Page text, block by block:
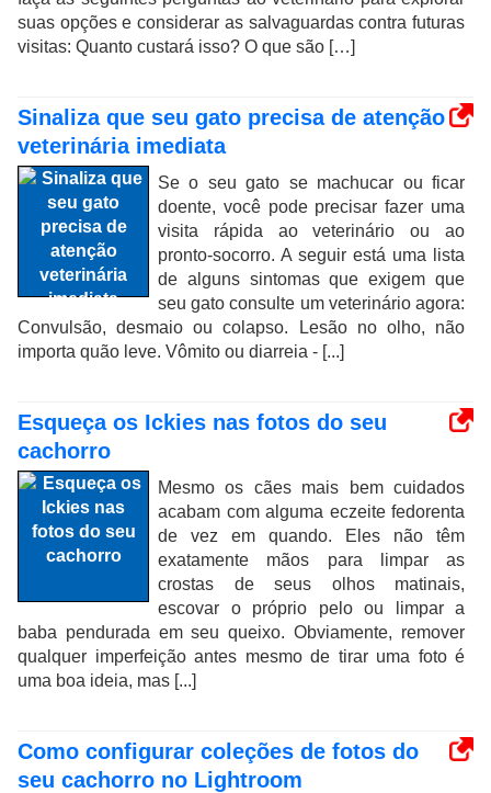
suas opções e considerar as salvaguardas contra futuras
visitas: Quanto custará isso? O que são […]
Sinaliza que seu gato precisa de atenção
veterinária imediata
Se o seu gato se machucar ou ficar
doente, você pode precisar fazer uma
visita rápida ao veterinário ou ao
pronto-socorro. A seguir está uma lista
de alguns sintomas que exigem que
seu gato consulte um veterinário agora:
Convulsão, desmaio ou colapso. Lesão no olho, não
importa quão leve. Vômito ou diarreia - [...]
Esqueça os Ickies nas fotos do seu
cachorro
Mesmo os cães mais bem cuidados
acabam com alguma eczeite fedorenta
de vez em quando. Eles não têm
exatamente mãos para limpar as
crostas de seus olhos matinais,
escovar o próprio pelo ou limpar a
baba pendurada em seu queixo. Obviamente, remover
qualquer imperfeição antes mesmo de tirar uma foto é
uma boa ideia, mas [...]
Como configurar coleções de fotos do
seu cachorro no Lightroom